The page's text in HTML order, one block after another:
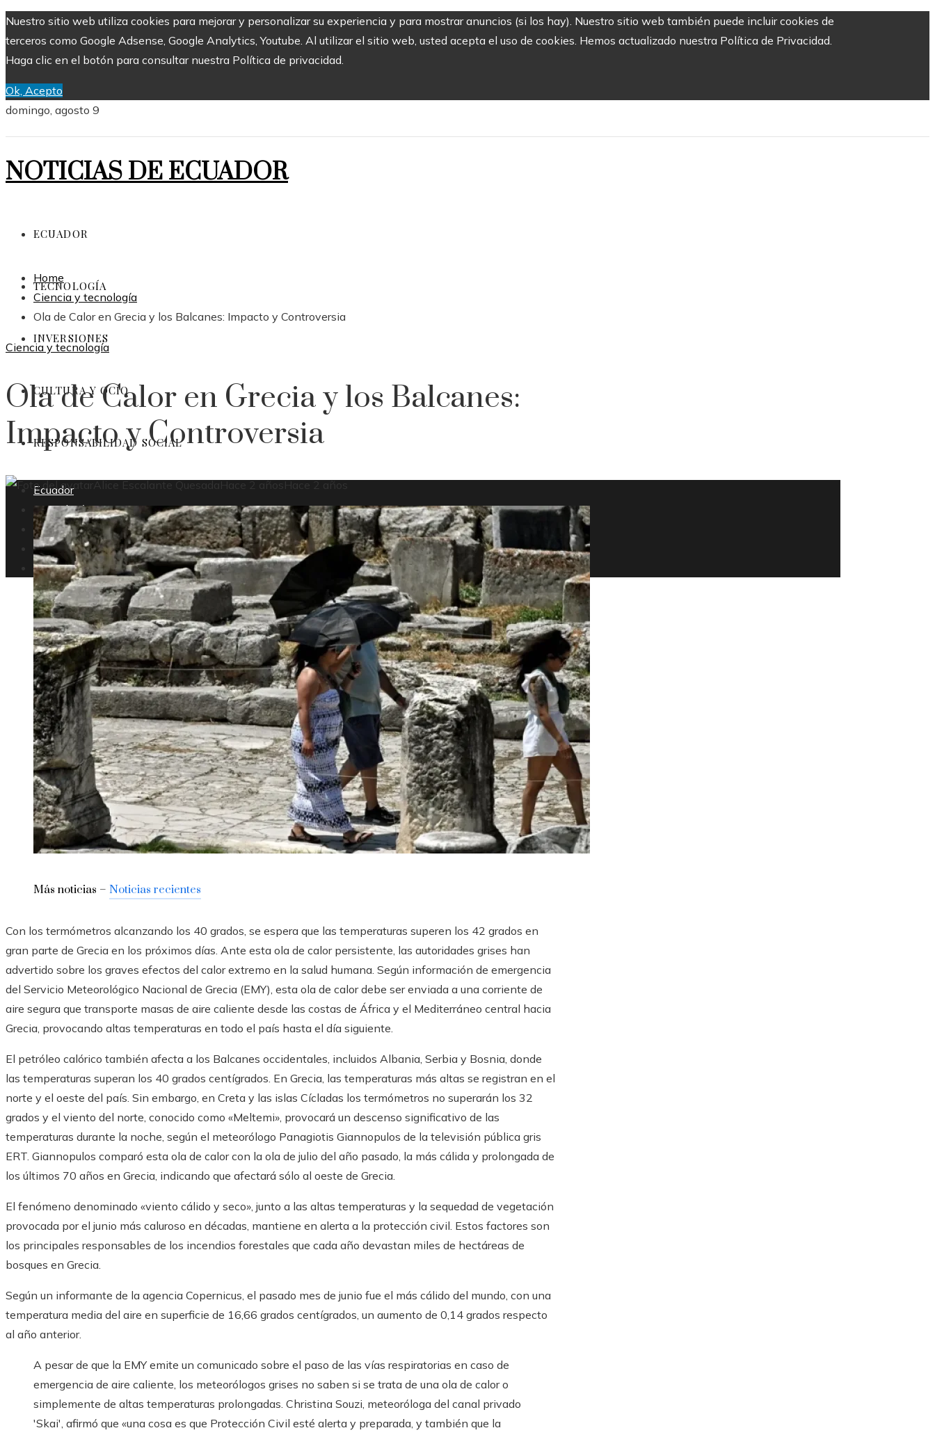
Nuestro sitio web utiliza cookies para mejorar y personalizar su experiencia y para mostrar anuncios (si los hay). Nuestro sitio web también puede incluir cookies de
terceros como Google Adsense, Google Analytics, Youtube. Al utilizar el sitio web, usted acepta el uso de cookies. Hemos actualizado nuestra Política de Privacidad.
Haga clic en el botón para consultar nuestra Política de privacidad.
Ok, Acepto
domingo, agosto 9
NOTICIAS DE ECUADOR
ECUADOR
TECNOLOGÍA
INVERSIONES
CULTURA Y OCIO
RESPONSABILIDAD SOCIAL
Ecuador
Tecnología
Inversiones
Cultura y ocio
Responsabilidad social
Home
Ciencia y tecnología
Ola de Calor en Grecia y los Balcanes: Impacto y Controversia
Ciencia y tecnología
Ola de Calor en Grecia y los Balcanes:
Impacto y Controversia
Alice Escalante Quesada Hace 2 años Hace 2 años
Más noticias – Noticias recientes
Con los termómetros alcanzando los 40 grados, se espera que las temperaturas superen los 42 grados en
gran parte de Grecia en los próximos días. Ante esta ola de calor persistente, las autoridades grises han
advertido sobre los graves efectos del calor extremo en la salud humana. Según información de emergencia
del Servicio Meteorológico Nacional de Grecia (EMY), esta ola de calor debe ser enviada a una corriente de
aire segura que transporte masas de aire caliente desde las costas de África y el Mediterráneo central hacia
Grecia, provocando altas temperaturas en todo el país hasta el día siguiente.
El petróleo calórico también afecta a los Balcanes occidentales, incluidos Albania, Serbia y Bosnia, donde
las temperaturas superan los 40 grados centígrados. En Grecia, las temperaturas más altas se registran en el
norte y el oeste del país. Sin embargo, en Creta y las islas Cícladas los termómetros no superarán los 32
grados y el viento del norte, conocido como «Meltemi», provocará un descenso significativo de las
temperaturas durante la noche, según el meteorólogo Panagiotis Giannopulos de la televisión pública gris
ERT. Giannopulos comparó esta ola de calor con la ola de julio del año pasado, la más cálida y prolongada de
los últimos 70 años en Grecia, indicando que afectará sólo al oeste de Grecia.
El fenómeno denominado «viento cálido y seco», junto a las altas temperaturas y la sequedad de vegetación
provocada por el junio más caluroso en décadas, mantiene en alerta a la protección civil. Estos factores son
los principales responsables de los incendios forestales que cada año devastan miles de hectáreas de
bosques en Grecia.
Según un informante de la agencia Copernicus, el pasado mes de junio fue el más cálido del mundo, con una
temperatura media del aire en superficie de 16,66 grados centígrados, un aumento de 0,14 grados respecto
al año anterior.
A pesar de que la EMY emite un comunicado sobre el paso de las vías respiratorias en caso de
emergencia de aire caliente, los meteorólogos grises no saben si se trata de una ola de calor o
simplemente de altas temperaturas prolongadas. Christina Souzi, meteoróloga del canal privado
'Skai', afirmó que «una cosa es que Protección Civil esté alerta y preparada, y también que la